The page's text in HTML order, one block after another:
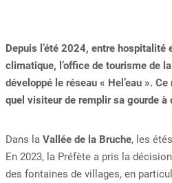
Depuis l’été 2024, entre hospitalité
climatique, l’office de tourisme de
développé le réseau « Hel’eau ».
quel visiteur de remplir sa gourde à
Dans la Vallée de la Bruche, les
En 2023, la Préfète a pris la
des fontaines de villages, en